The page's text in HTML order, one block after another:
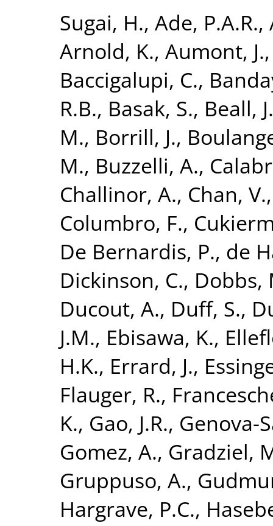
Sugai, H., Ade, P.A.R.,
Arnold, K., Aumont, J.
Baccigalupi, C.,
R.B., Basak, S., Beall, J.
M., Borrill, J.,
M., Buzzelli, A.,
Challinor, A., Chan, V.
Columbro, F.,
De Bernardis, P., de
Dickinson, C., Dobbs,
Ducout, A., Duff, S.,
J.M., Ebisawa, K.,
H.K., Errard, J.,
Flauger, R.,
K., Gao, J.R., Genova-
Gomez, A., Gradziel,
Gruppuso, A.,
Hargrave, P.C.,